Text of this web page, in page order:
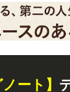
ート】